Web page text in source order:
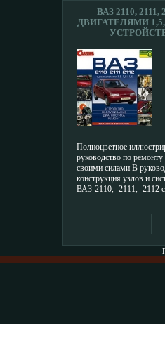
снабжен
приложении приведены
инструментам,
и эксплуатационным
уплотнениям,
электрооборудования
резьбовых соединений
русский Веб-сайт
Системные требования:
98/ME/2000/XР;
оперативной памяти;
мышь.
ВАЗ 2110, 2111,
ДВИГАТЕЛЯМИ 1,5,
ДИАГНОСТИКА,
СЕРИЯ:
ИНФО
Полноцветное
руководство по
своими силами В
конструкция узлов и
ВАЗ-2110, -2111, -2112
устранения Процессы
сборки
данного семейства, а